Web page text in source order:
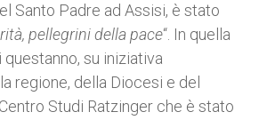
Santo Padre ad Assisi, è stato
pellegrini della pace“. In quella
su iniziativa
regione, della Diocesi e del
Studi Ratzinger che è stato